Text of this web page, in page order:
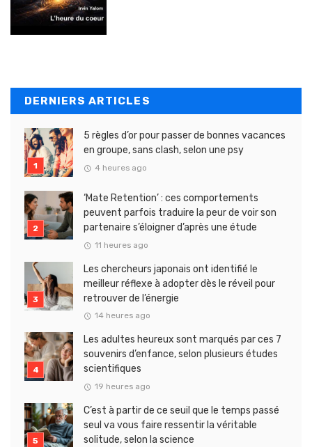
DERNIERS ARTICLES
5 règles d’or pour passer de bonnes vacances
en groupe, sans clash, selon une psy
4 heures ago
‘Mate Retention’ : ces comportements
peuvent parfois traduire la peur de voir son
partenaire s’éloigner d’après une étude
11 heures ago
Les chercheurs japonais ont identifié le
meilleur réflexe à adopter dès le réveil pour
retrouver de l’énergie
14 heures ago
Les adultes heureux sont marqués par ces 7
souvenirs d’enfance, selon plusieurs études
scientifiques
19 heures ago
C’est à partir de ce seuil que le temps passé
seul va vous faire ressentir la véritable
solitude, selon la science